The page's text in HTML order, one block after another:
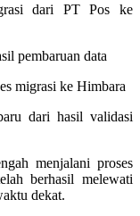
dari PT Pos ke
pembaruan data
migrasi ke Himbara
dari hasil validasi
menjalani proses
berhasil melewati
dekat.